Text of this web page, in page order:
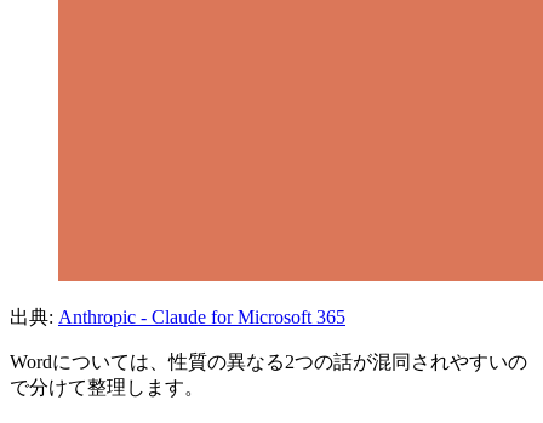
出典: Anthropic - Claude for Microsoft 365
Wordについては、性質の異なる2つの話が混同されやすいの
で分けて整理します。